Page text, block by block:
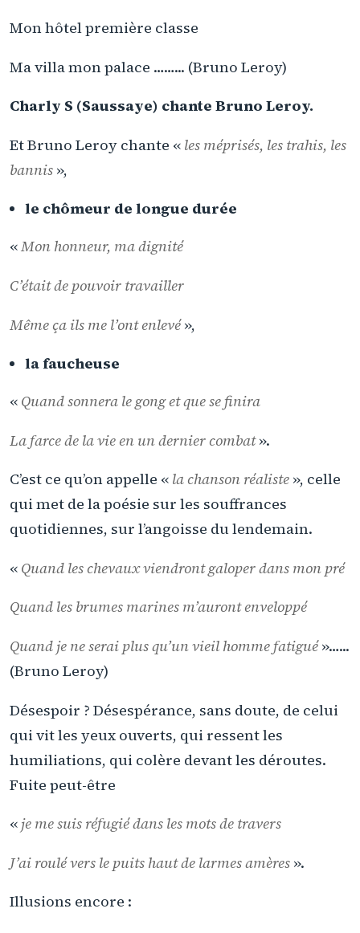
Mon hôtel première classe
Ma villa mon palace ……... (Bruno Leroy)
Charly S (Saussaye) chante Bruno Leroy.
Et Bruno Leroy chante « les méprisés, les trahis, les
bannis »,
le chômeur de longue durée
«Mon honneur, ma dignité
C’était de pouvoir travailler
Même ça ils me l’ont enlevé»,
la faucheuse
« Quand sonnera le gong et que se finira
La farce de la vie en un dernier combat».
C’est ce qu’on appelle « la chanson réaliste », celle
qui met de la poésie sur les souffrances
quotidiennes, sur l’angoisse du lendemain.
« Quand les chevaux viendront galoper dans mon pré
Quand les brumes marines m’auront enveloppé
Quand je ne serai plus qu’un vieil homme fatigué»…...
(Bruno Leroy)
Désespoir ? Désespérance, sans doute, de celui
qui vit les yeux ouverts, qui ressent les
humiliations, qui colère devant les déroutes.
Fuite peut-être
« je me suis réfugié dans les mots de travers
J’ai roulé vers le puits haut de larmes amères ».
Illusions encore :